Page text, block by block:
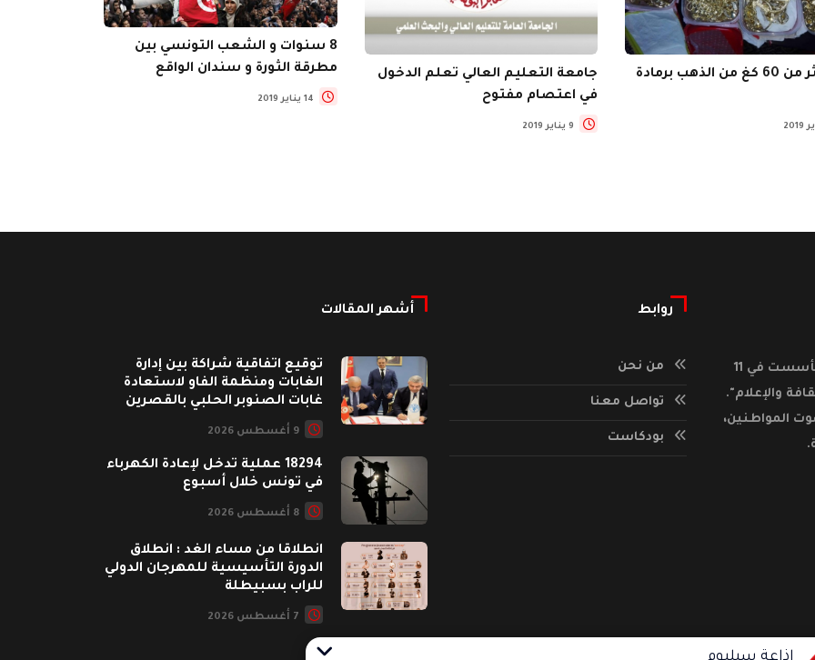
برمادة
جامعة التعليم العالي تعلم الدخول
في اعتصام مفتوح
8 سنوات و الشعب التونسي بين
مطرقة الثورة و سندان الواقع
إذاعة "السيليوم أف أم" هي صوت ولاية القصرين، تأسست في 11
والإعلام".
المواطنين،
روابط
من نحن
تواصل معنا
بودكاست
أشهر المقالات
توقيع اتفاقية شراكة بين إدارة
الغابات ومنظمة الفاو لاستعادة
غابات الصنوبر الحلبي بالقصرين
18294 عملية تدخل لإعادة الكهرباء
في تونس خلال أسبوع
انطلاقا من مساء الغد : انطلاق
الدورة التأسيسية للمهرجان الدولي
للراب بسبيطلة